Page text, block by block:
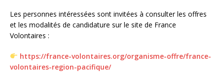
Les personnes intéressées sont invitées à consulter les offres
et les modalités de candidature sur le site de France
Volontaires :
https://france-volontaires.org/organisme-offre/france-
volontaires-region-pacifique/